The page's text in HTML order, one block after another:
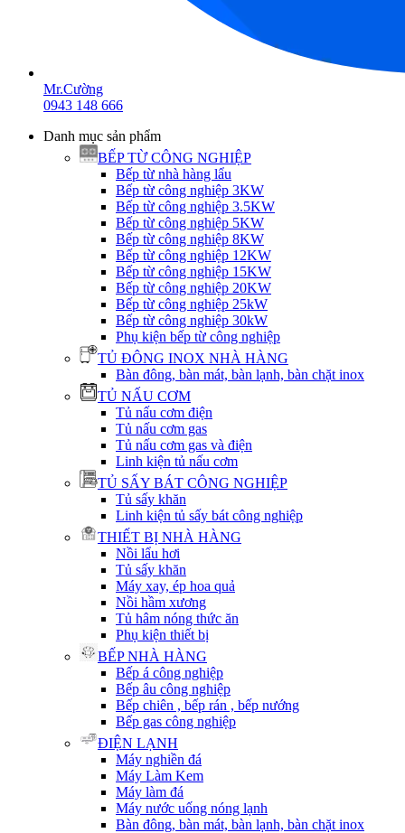
Mr.Cường
0943 148 666
Danh mục sản phẩm
BẾP TỪ CÔNG NGHIỆP
Bếp từ nhà hàng lẩu
Bếp từ công nghiệp 3KW
Bếp từ công nghiệp 3.5KW
Bếp từ công nghiệp 5KW
Bếp từ công nghiệp 8KW
Bếp từ công nghiệp 12KW
Bếp từ công nghiệp 15KW
Bếp từ công nghiệp 20KW
Bếp từ công nghiệp 25kW
Bếp từ công nghiệp 30kW
Phụ kiện bếp từ công nghiệp
TỦ ĐÔNG INOX NHÀ HÀNG
Bàn đông, bàn mát, bàn lạnh, bàn chặt inox
TỦ NẤU CƠM
Tủ nấu cơm điện
Tủ nấu cơm gas
Tủ nấu cơm gas và điện
Linh kiện tủ nấu cơm
TỦ SẤY BÁT CÔNG NGHIỆP
Tủ sấy khăn
Linh kiện tủ sấy bát công nghiệp
THIẾT BỊ NHÀ HÀNG
Nồi lẩu hơi
Tủ sấy khăn
Máy xay, ép hoa quả
Nồi hầm xương
Tủ hâm nóng thức ăn
Phụ kiện thiết bị
BẾP NHÀ HÀNG
Bếp á công nghiệp
Bếp âu công nghiệp
Bếp chiên , bếp rán , bếp nướng
Bếp gas công nghiệp
ĐIỆN LẠNH
Máy nghiền đá
Máy Làm Kem
Máy làm đá
Máy nước uống nóng lạnh
Bàn đông, bàn mát, bàn lạnh, bàn chặt inox